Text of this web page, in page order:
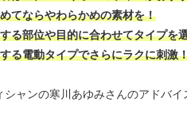
てならやわらかめの素材を！
る部位や目的に合わせてタイプを
る電動タイプでさらにラクに刺激
シャンの寒川あゆみさんのアドバ